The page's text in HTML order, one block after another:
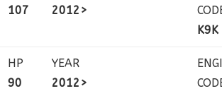
107
2012>
K9K
HP
90
YEAR
2012>